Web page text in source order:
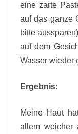
eine zarte
auf das ganze
bitte
auf dem
Wasser wieder
Ergebnis:
Meine Haut
allem weicher